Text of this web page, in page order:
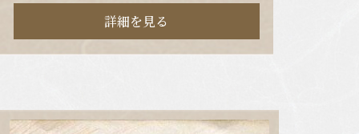
詳細を見る